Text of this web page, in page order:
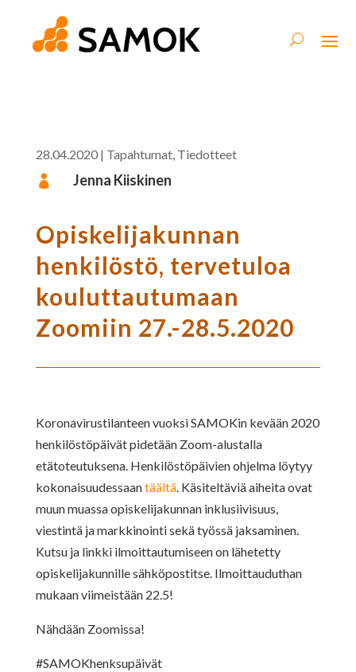
28.04.2020| Tapahtumat, Tiedotteet
 Jenna Kiiskinen
Opiskelijakunnan
henkilöstö, tervetuloa
kouluttautumaan
Zoomiin 27.-28.5.2020
Koronavirustilanteen vuoksi SAMOKin kevään 2020
henkilöstöpäivät pidetään Zoom-alustalla
etätoteutuksena. Henkilöstöpäivien ohjelma löytyy
kokonaisuudessaantäältä. Käsiteltäviä aiheita ovat
muun muassa opiskelijakunnan inklusiivisuus,
viestintä ja markkinointi sekä työssä jaksaminen.
Kutsu ja linkki ilmoittautumiseen on lähetetty
opiskelijakunnille sähköpostitse. Ilmoittauduthan
mukaan viimeistään 22.5!
Nähdään Zoomissa!
#SAMOKhenksupäivät